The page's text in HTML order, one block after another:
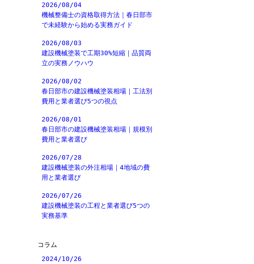
2026/08/04
機械整備士の資格取得方法｜春日部市
で未経験から始める実務ガイド
2026/08/03
建設機械塗装で工期30%短縮｜品質両
立の実務ノウハウ
2026/08/02
春日部市の建設機械塗装相場｜工法別
費用と業者選び5つの視点
2026/08/01
春日部市の建設機械塗装相場｜規模別
費用と業者選び
2026/07/28
建設機械塗装の外注相場｜4地域の費
用と業者選び
2026/07/26
建設機械塗装の工程と業者選び5つの
実務基準
コラム
2024/10/26